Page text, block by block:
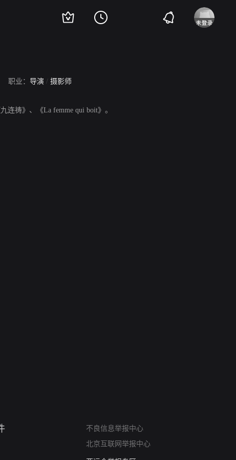
职业： 导演 / 摄影师
连祷》、《La femme qui boit》。
不良信息举报中心
北京互联网举报中心
12318 文化市场举报
算法推荐专项举报